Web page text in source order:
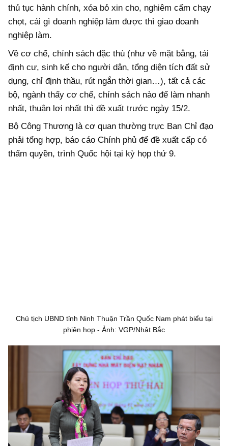
thủ tục hành chính, xóa bỏ xin cho, nghiêm cấm chạy
chọt, cái gì doanh nghiệp làm được thì giao doanh
nghiệp làm.
Về cơ chế, chính sách đặc thù (như về mặt bằng, tái
định cư, sinh kế cho người dân, tổng diện tích đất sử
dụng, chỉ định thầu, rút ngắn thời gian…), tất cả các
bộ, ngành thấy cơ chế, chính sách nào để làm nhanh
nhất, thuận lợi nhất thì đề xuất trước ngày 15/2.
Bộ Công Thương là cơ quan thường trực Ban Chỉ đạo
phải tổng hợp, báo cáo Chính phủ để đề xuất cấp có
thẩm quyền, trình Quốc hội tại kỳ họp thứ 9.
Chủ tịch UBND tỉnh Ninh Thuận Trần Quốc Nam phát biểu tại
phiên họp - Ảnh: VGP/Nhật Bắc